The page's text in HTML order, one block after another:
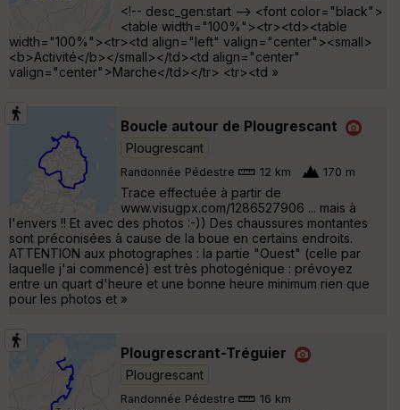
<!-- desc_gen:start --> <font color="black">
<table width="100%"><tr><td><table
width="100%"><tr><td align="left" valign="center"><small>
<b>Activité</b></small></td><td align="center"
valign="center">Marche</td></tr> <tr><td »
Boucle autour de Plougrescant
Plougrescant
Randonnée Pédestre 12 km 170 m
Trace effectuée à partir de
www.visugpx.com/1286527906 ... mais à
l'envers !! Et avec des photos :-)) Des chaussures montantes
sont préconisées à cause de la boue en certains endroits.
ATTENTION aux photographes : la partie "Ouest" (celle par
laquelle j'ai commencé) est très photogénique : prévoyez
entre un quart d'heure et une bonne heure minimum rien que
pour les photos et »
Plougrescrant-Tréguier
Plougrescant
Randonnée Pédestre 16 km